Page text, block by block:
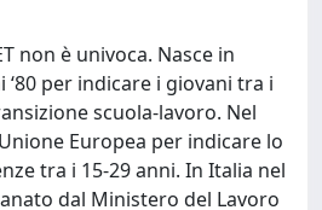
non è univoca. Nasce in
per indicare i giovani tra i
scuola-lavoro. Nel
Europea per indicare lo
tra i 15-29 anni. In Italia nel
dal Ministero del Lavoro